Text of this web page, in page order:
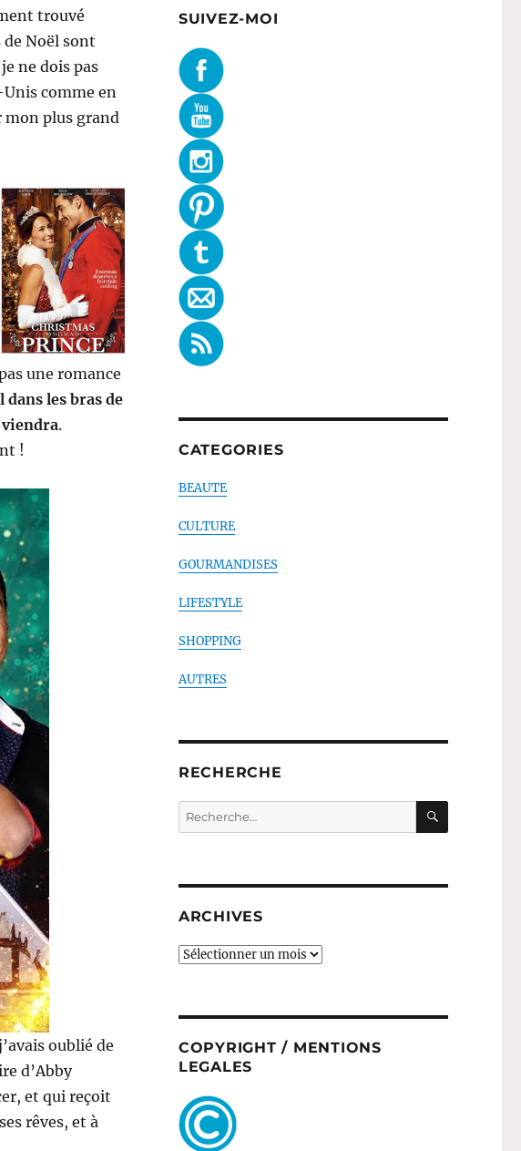
trouvé
Noël sont
ne dois pas
comme en
mon plus grand
une romance
dans les bras de
.
!
oublié de
d’Abby
et qui reçoit
rêves, et à
SUIVEZ-MOI
CATEGORIES
BEAUTE
CULTURE
GOURMANDISES
LIFESTYLE
SHOPPING
AUTRES
RECHERCHE
Recherche
pour :
ARCHIVES
ARCHIVES
COPYRIGHT / MENTIONS
LEGALES